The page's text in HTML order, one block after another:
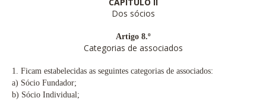
Dos sócios
Artigo 8.º
Categorias de associados
1. Ficam estabelecidas as seguintes categorias de associados:
a) Sócio Fundador;
b) Sócio Individual;